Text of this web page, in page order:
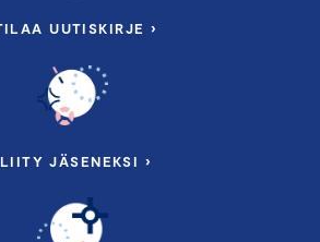
UUTISKIRJE ›
LIITY JÄSENEKSI ›